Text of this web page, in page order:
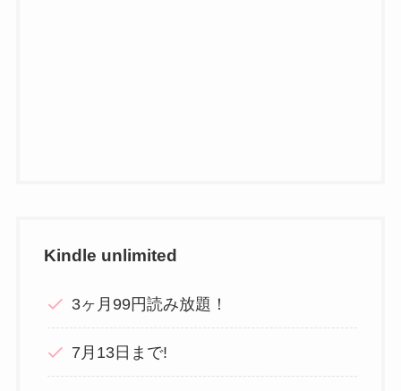
Kindle unlimited
3ヶ月99円読み放題！
7月13日まで!